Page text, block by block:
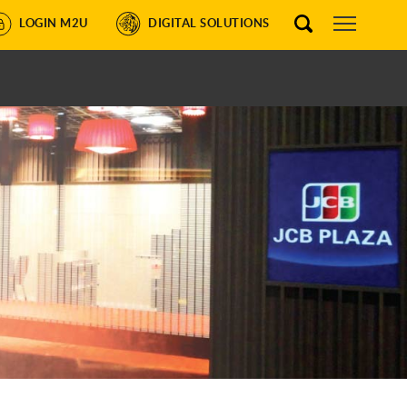
LOGIN M2U DIGITAL SOLUTIONS